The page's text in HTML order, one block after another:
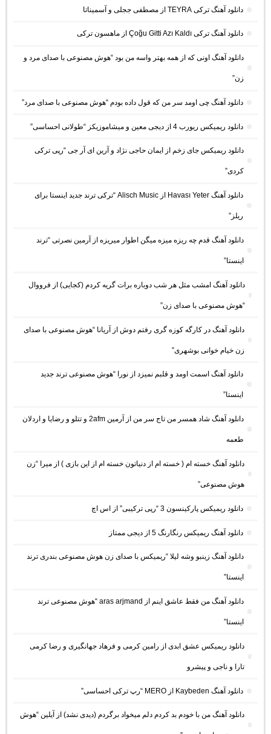
دانلود آهنگ ترکی TEYRA از مصطفی ججلی و آسمیناتا
دانلود آهنگ ترکی Çoğu Gitti Azı Kaldı از ماهسون ترکی
دانلود آهنگ اونی که از همه بهتر واسه من بود “هوش مصنوعی با صدای مرد و
زن”
دانلود آهنگ چی اومد سر من که قول داده بودم “هوش مصنوعی با صدای مرد”
دانلود ریمیکس ریورب 4 از دیجی معین و میشاموزیکز “طولانی احساسی”
دانلود ریمیکس جای زخم از ایمان حاجی نژاد و آرین ای آر جی “رپی ترکی
کردی”
دانلود آهنگ Havası Yeter از Alisch Music “ترکی ترند جدید اینستا برای
ریلز”
دانلود آهنگ ﻗﺪم ﭼﻪ رﻳﺰه ﻣﻴﺰه ﻣﻴﮕﻦ اﻃﻮار ﻣﻴﺮﻳﺰه از آرمین نصرتی “ترند
اینستا”
دانلود آهنگ امشب مثل هر شب دوباره برات گریه کردم (کجایی) از فرووال
“هوش مصنوعی با صدای زن”
دانلود آهنگ در کارگه کوزه گری رفتم دوش از آریانا “هوش مصنوعی با صدای
زن خیام خوانی بوشهری”
دانلود آهنگ اسمت اومد و قلبم نمیزد از نورا “هوش مصنوعی ترند جدید
اینستا”
دانلود آهنگ شاد همسر من تاج سر من از آرمین 2afm و تتلو و رضایا و اردلان
طعمه
دانلود آهنگ خسته ام ( خسته ام از دنیاتون خسته ام از این بازی ) از میرا “زن
هوش مصنوعی”
دانلود ریمیکس پارکینسون 3 “رپی ترکیبی” از اس اچ
دانلود آهنگ ریمیکس رنگارنگ 5 از دیجی ممتاز
دانلود آهنگ زینبو وشه لیلا “ریمیکس با صدای زن هوش مصنوعی بندری ترند
اینستا”
دانلود آهنگ من فقط عاشق اینم از aras arjmand “هوش مصنوعی ترند
اینستا”
دانلود ریمیکس عشق ابدی از رامین کرمی و فرهاد جهانگیری و رضا کرمی
تارا و ناجی و پیشرو
دانلود آهنگ Kaybeden از MERO “رپ ترکی احساسی”
دانلود آهنگ من با خودم بد کردم دلم میخواد برگردم (دیدی نشد) از آیلین “هوش